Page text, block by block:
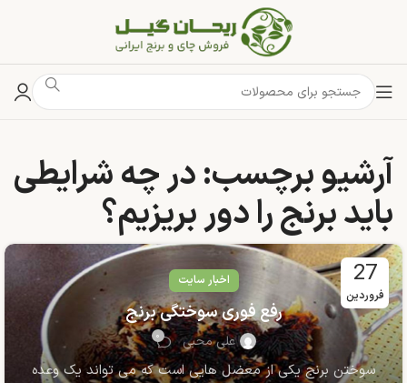
آرشیو برچسب: در چه شرایطی
باید برنج را دور بریزیم؟
27
فروردین
اخبار سایت
رفع فوری سوختگی برنج
علی محبی ۰
سوختن برنج یکی از معضل هایی است که می تواند یک وعده